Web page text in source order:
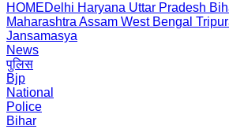
HOMEDelhi Haryana Uttar Pradesh
Maharashtra Assam West Bengal
Jansamasya
News
पुलिस
Bjp
National
Police
Bihar